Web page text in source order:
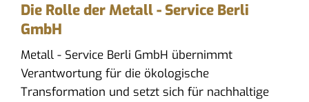
Die Rolle der Metall - Service Berli
GmbH
Metall - Service Berli GmbH übernimmt
Verantwortung für die ökologische
Transformation und setzt sich für nachhaltige